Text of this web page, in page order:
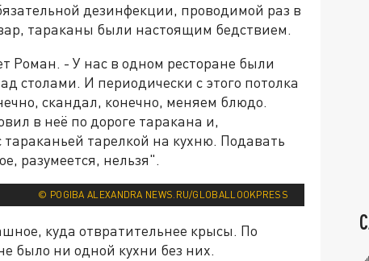
дезинфекции, проводимой раз в
тараканы были настоящим бедствием.
Роман. - У нас в одном ресторане были
столами. И периодически с этого потолка
скандал, конечно, меняем блюдо.
в неё по дороге таракана и,
тарелкой на кухню. Подавать
разумеется, нельзя".
© POGIBA ALEXANDRA NEWS.RU/GLOBALLOOKPRESS
куда отвратительнее крысы. По
было ни одной кухни без них.